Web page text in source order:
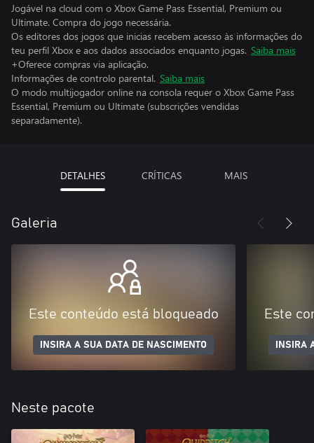
Jogável na cloud com o Xbox Game Pass Essential, Premium ou
Ultimate. Compra do jogo necessária.
Os editores dos jogos que inicias recebem acesso às informações do
teu perfil Xbox e aos dados associados enquanto jogas. Saiba mais
+Oferece compras via aplicação.
Informações de controlo parental. Saiba mais
O modo multijogador online na consola requer o Xbox Game Pass
Essential, Premium ou Ultimate (subscrições vendidas
separadamente).
DETALHES CRÍTICAS MAIS
Galeria
Este conteúdo está bloqueado
INSIRA A SUA DATA DE NASCIMENTO
Este
INSIRA
Neste pacote